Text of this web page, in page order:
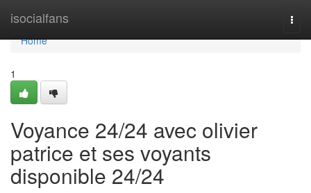
isocialfans
Home
Home
1
Voyance 24/24 avec olivier
patrice et ses voyants
disponible 24/24